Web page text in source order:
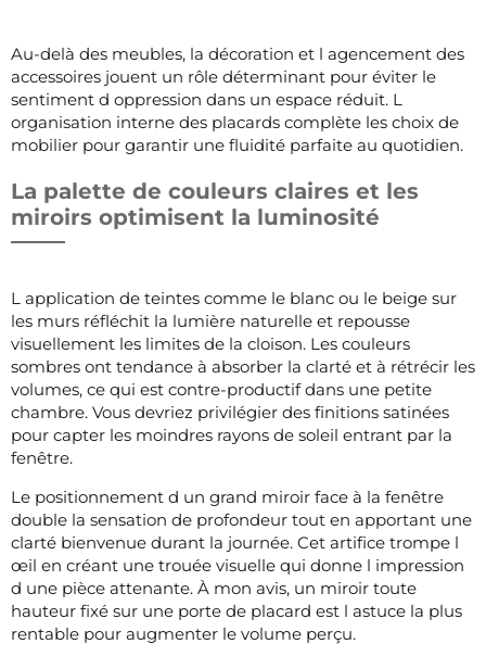
Au-delà des meubles, la décoration et l agencement des
accessoires jouent un rôle déterminant pour éviter le
sentiment d oppression dans un espace réduit. L
organisation interne des placards complète les choix de
mobilier pour garantir une fluidité parfaite au quotidien.
La palette de couleurs claires et les
miroirs optimisent la luminosité
L application de teintes comme le blanc ou le beige sur
les murs réfléchit la lumière naturelle et repousse
visuellement les limites de la cloison. Les couleurs
sombres ont tendance à absorber la clarté et à rétrécir les
volumes, ce qui est contre-productif dans une petite
chambre. Vous devriez privilégier des finitions satinées
pour capter les moindres rayons de soleil entrant par la
fenêtre.
Le positionnement d un grand miroir face à la fenêtre
double la sensation de profondeur tout en apportant une
clarté bienvenue durant la journée. Cet artifice trompe l
œil en créant une trouée visuelle qui donne l impression
d une pièce attenante. À mon avis, un miroir toute
hauteur fixé sur une porte de placard est l astuce la plus
rentable pour augmenter le volume perçu.